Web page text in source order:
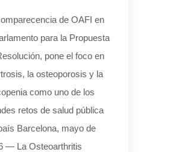
de OAFI en
para la Propuesta
pone el foco en
la osteoporosis y la
como uno de los
retos de salud pública
Barcelona, mayo de
— La Osteoarthritis